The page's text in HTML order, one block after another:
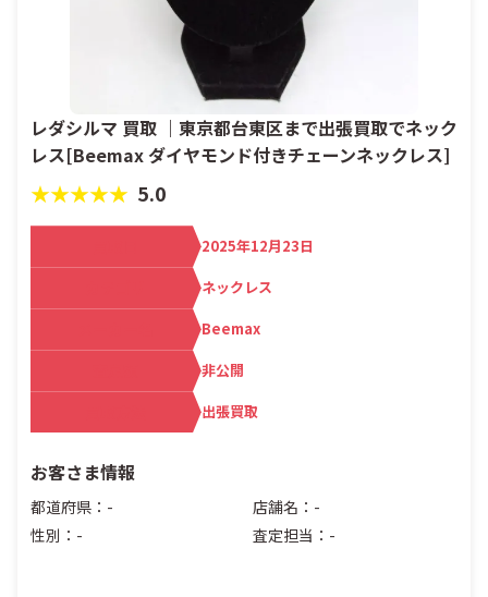
レダシルマ 買取 ｜東京都台東区まで出張買取でネック
レス[Beemax ダイヤモンド付きチェーンネックレス]
★★★★★ 5.0
2025年12月23日
ネックレス
Beemax
非公開
出張買取
お客さま情報
都道府県：-
店舗名：-
性別：-
査定担当：-